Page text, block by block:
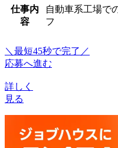
仕事内
容
自動車系工場で
フ
＼最短45秒で完了／
応募へ進む
詳しく
見る